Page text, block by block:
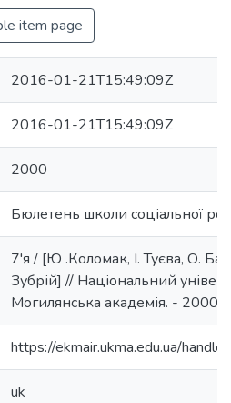
item page
2016-01-21T15:49:09Z
2016-01-21T15:49:09Z
2000
Бюлетень школи соціальної
7'я / [Ю .Коломак, І. Туєва, О.
Зубрій] // Національний
Могилянська академія. -
https://ekmair.ukma.edu.ua/
uk